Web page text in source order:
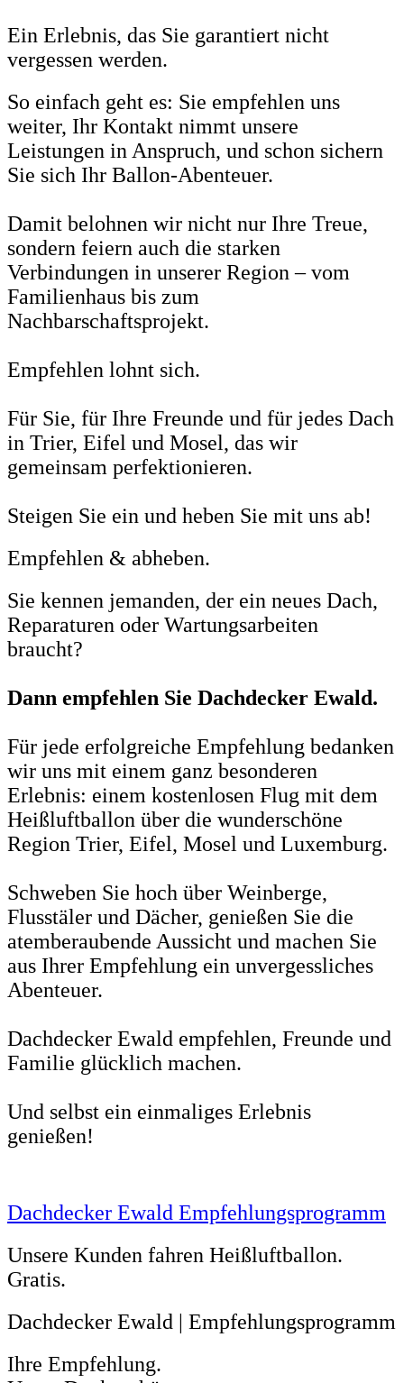
Ein Erlebnis, das Sie garantiert nicht
vergessen werden.
So einfach geht es: Sie empfehlen uns
weiter, Ihr Kontakt nimmt unsere
Leistungen in Anspruch, und schon sichern
Sie sich Ihr Ballon-Abenteuer.
Damit belohnen wir nicht nur Ihre Treue,
sondern feiern auch die starken
Verbindungen in unserer Region – vom
Familienhaus bis zum
Nachbarschaftsprojekt.
Empfehlen lohnt sich.
Für Sie, für Ihre Freunde und für jedes Dach
in Trier, Eifel und Mosel, das wir
gemeinsam perfektionieren.
Steigen Sie ein und heben Sie mit uns ab!
Empfehlen & abheben.
Sie kennen jemanden, der ein neues Dach,
Reparaturen oder Wartungsarbeiten
braucht?
Dann empfehlen Sie Dachdecker Ewald.
Für jede erfolgreiche Empfehlung bedanken
wir uns mit einem ganz besonderen
Erlebnis: einem kostenlosen Flug mit dem
Heißluftballon über die wunderschöne
Region Trier, Eifel, Mosel und Luxemburg.
Schweben Sie hoch über Weinberge,
Flusstäler und Dächer, genießen Sie die
atemberaubende Aussicht und machen Sie
aus Ihrer Empfehlung ein unvergessliches
Abenteuer.
Dachdecker Ewald empfehlen, Freunde und
Familie glücklich machen.
Und selbst ein einmaliges Erlebnis
genießen!
Dachdecker Ewald Empfehlungsprogramm
Unsere Kunden fahren Heißluftballon.
Gratis.
Dachdecker Ewald | Empfehlungsprogramm
Ihre Empfehlung.